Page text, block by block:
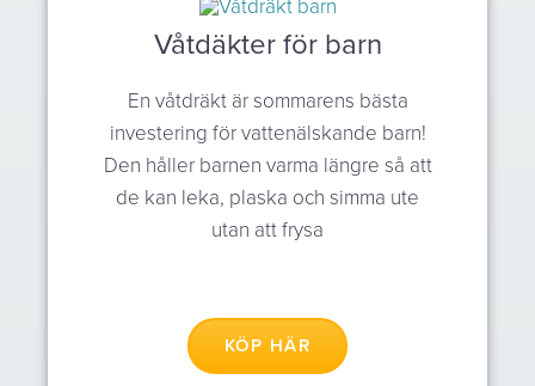
Våtdäkter för barn
En våtdräkt är sommarens bästa
investering för vattenälskande barn!
Den håller barnen varma längre så att
de kan leka, plaska och simma ute
utan att frysa
KÖP HÄR